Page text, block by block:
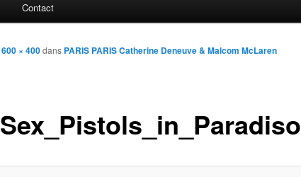
Contact
Sex_Pistols_in_Paradiso
600 × 400dans PARIS PARIS Catherine Deneuve & Malcom McLaren